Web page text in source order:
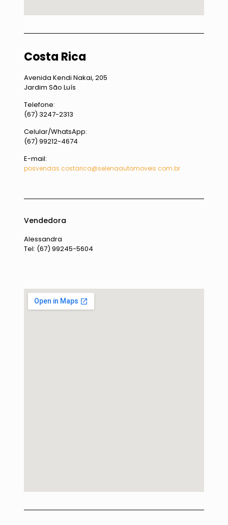
Costa Rica
Avenida Kendi Nakai, 205
Jardim São Luís
Telefone:
(67) 3247-2313
Celular/WhatsApp:
(67) 99212-4674
E-mail:
posvendas.costarica@selenaautomoveis.com.br
Vendedora
Alessandra
Tel: (67) 99245-5604